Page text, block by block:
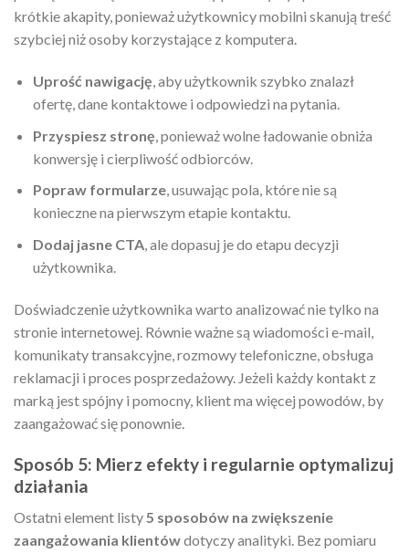
krótkie akapity, ponieważ użytkownicy mobilni skanują treść
szybciej niż osoby korzystające z komputera.
Uprość nawigację, aby użytkownik szybko znalazł
ofertę, dane kontaktowe i odpowiedzi na pytania.
Przyspiesz stronę, ponieważ wolne ładowanie obniża
konwersję i cierpliwość odbiorców.
Popraw formularze, usuwając pola, które nie są
konieczne na pierwszym etapie kontaktu.
Dodaj jasne CTA, ale dopasuj je do etapu decyzji
użytkownika.
Doświadczenie użytkownika warto analizować nie tylko na
stronie internetowej. Równie ważne są wiadomości e-mail,
komunikaty transakcyjne, rozmowy telefoniczne, obsługa
reklamacji i proces posprzedażowy. Jeżeli każdy kontakt z
marką jest spójny i pomocny, klient ma więcej powodów, by
zaangażować się ponownie.
Sposób 5: Mierz efekty i regularnie optymalizuj
działania
Ostatni element listy5 sposobów na zwiększenie
zaangażowania klientówdotyczy analityki. Bez pomiaru